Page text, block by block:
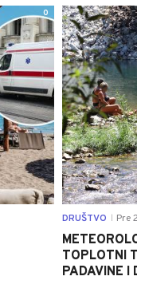
0
DRUŠTVO Pre
TOPLOTNI
PADAVINE I